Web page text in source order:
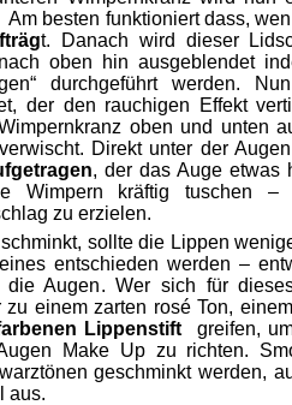
Am besten funktioniert dass,
t. Danach wird dieser
oben hin ausgeblendet
durchgeführt werden.
der den rauchigen Effekt
oben und unten
Direkt unter der
, der das Auge etwas
Wimpern kräftig tuschen –
zu erzielen.
sollte die Lippen
entschieden werden –
Augen. Wer sich für
einem zarten rosé Ton,
Lippenstift greifen,
Make Up zu richten.
geschminkt werden,
aus.